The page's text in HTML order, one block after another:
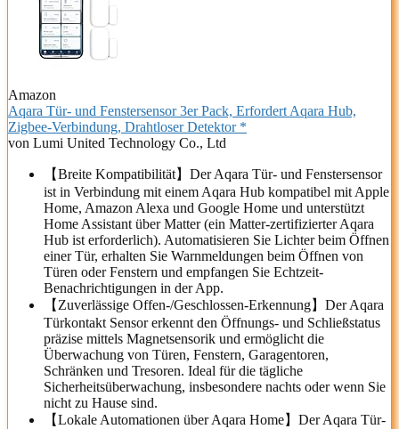
Amazon
Aqara Tür- und Fenstersensor 3er Pack, Erfordert Aqara Hub,
Zigbee-Verbindung, Drahtloser Detektor *
von Lumi United Technology Co., Ltd
【Breite Kompatibilität】Der Aqara Tür- und Fenstersensor
ist in Verbindung mit einem Aqara Hub kompatibel mit Apple
Home, Amazon Alexa und Google Home und unterstützt
Home Assistant über Matter (ein Matter-zertifizierter Aqara
Hub ist erforderlich). Automatisieren Sie Lichter beim Öffnen
einer Tür, erhalten Sie Warnmeldungen beim Öffnen von
Türen oder Fenstern und empfangen Sie Echtzeit-
Benachrichtigungen in der App.
【Zuverlässige Offen-/Geschlossen-Erkennung】Der Aqara
Türkontakt Sensor erkennt den Öffnungs- und Schließstatus
präzise mittels Magnetsensorik und ermöglicht die
Überwachung von Türen, Fenstern, Garagentoren,
Schränken und Tresoren. Ideal für die tägliche
Sicherheitsüberwachung, insbesondere nachts oder wenn Sie
nicht zu Hause sind.
【Lokale Automationen über Aqara Home】Der Aqara Tür-